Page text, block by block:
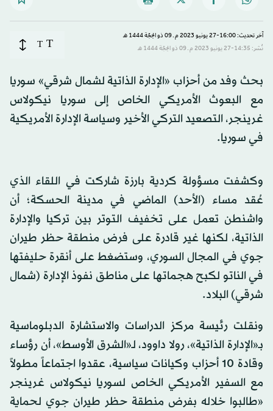
آخر تحديث: 16:00-27 يونيو 2023 م ـ 09 ذو الحِجّة 1444 هـ
نُشر: 14:35-27 يونيو 2023 م ـ 09 ذو الحِجّة 1444 هـ
T
T
بحث وفد من أحزاب «الإدارة الذاتية لشمال شرقي» سوريا
مع البعوث الأمريكي الخاص إلى سوريا نيكولاس
غرينجر، التصعيد التركي الأخير وسياسة الإدارة الأمريكية
في سوريا.
وكشفت مسؤولة كردية بارزة شاركت في اللقاء الذي
عُقد مساء (الأحد) الماضي في مدينة الحسكة؛ أن
واشنطن تعمل على تخفيف التوتر بين تركيا والإدارة
الذاتية، لكنها غير قادرة على فرض منطقة حظر طيران
جوي في المجال السوري، وستضغط على أنقرة حليفتها
في الناتو لكبح هجماتها على مناطق نفوذ الإدارة (شمال
شرقي) البلاد.
ونقلت رئيسة مركز الدراسات والاستشارة الدبلوماسية
بـ«الإدارة الذاتية»، رولا داوود، لـ«الشرق الأوسط»، أن رؤساء
وقادة 10 أحزاب وكيانات سياسية، عقدوا اجتماعاً مطولاً
مع السفير الأمريكي الخاص لسوريا نيكولاس غرينجر
«طالبوا خلاله بفرض منطقة حظر طيران جوي لحماية